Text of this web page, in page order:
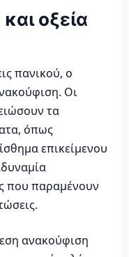
οξεία
πανικού, ο
Οι
τα
όπως
επικείμενου
που παραμένουν
ανακούφιση